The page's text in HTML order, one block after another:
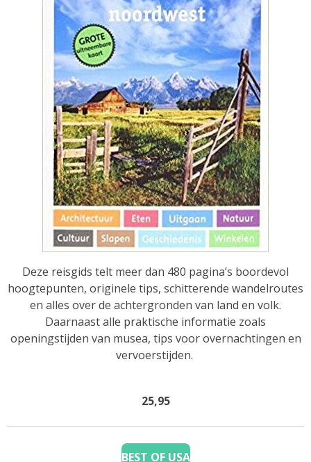
Deze reisgids telt meer dan 480 pagina’s boordevol
hoogtepunten, originele tips, schitterende wandelroutes
en alles over de achtergronden van land en volk.
Daarnaast alle praktische informatie zoals
openingstijden van musea, tips voor overnachtingen en
vervoerstijden.
25,95
BEST OF USA